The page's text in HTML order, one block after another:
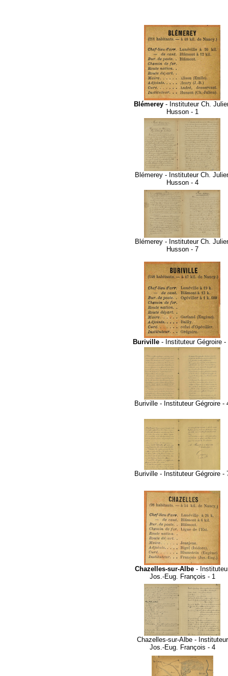
Blémerey - Instituteur Ch.
Husson - 1
Blémerey - Instituteur Ch.
Husson - 4
Blémerey - Instituteur Ch.
Husson - 7
Buriville - Instituteur Gégroire -
Buriville - Instituteur Gégroire -
Buriville - Instituteur Gégroire -
Chazelles-sur-Albe -
Jos.-Eug. François - 1
Chazelles-sur-Albe - Instituteur
Jos.-Eug. François - 4